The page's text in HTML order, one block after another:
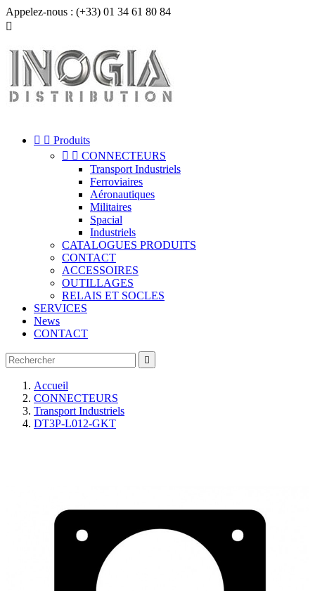
Appelez-nous : (+33) 01 34 61 80 84

  Produits
  CONNECTEURS
Transport Industriels
Ferroviaires
Aéronautiques
Militaires
Spacial
Industriels
CATALOGUES PRODUITS
CONTACT
ACCESSOIRES
OUTILLAGES
RELAIS ET SOCLES
SERVICES
News
CONTACT

Accueil
CONNECTEURS
Transport Industriels
DT3P-L012-GKT